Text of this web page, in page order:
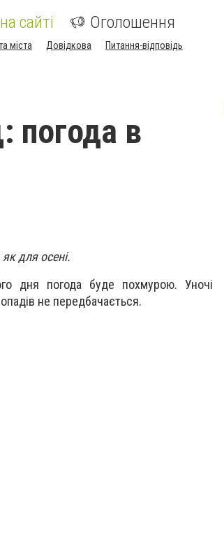
сайті Оголошення
міста Довідкова Питання-відповідь
погода в
для осені.
дня погода буде похмурою. Уночі
не передбачається.